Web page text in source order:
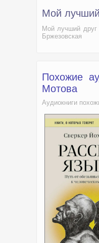
Мой
Мой лучший друг
Бржезовская
Похожие
Мотова
Аудиокниги